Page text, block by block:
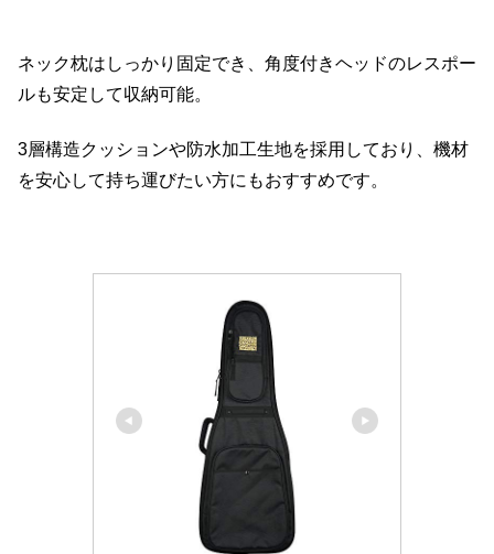
ネック枕はしっかり固定でき、角度付きヘッドのレスポー
ルも安定して収納可能。
3層構造クッションや防水加工生地を採用しており、機材
を安心して持ち運びたい方にもおすすめです。